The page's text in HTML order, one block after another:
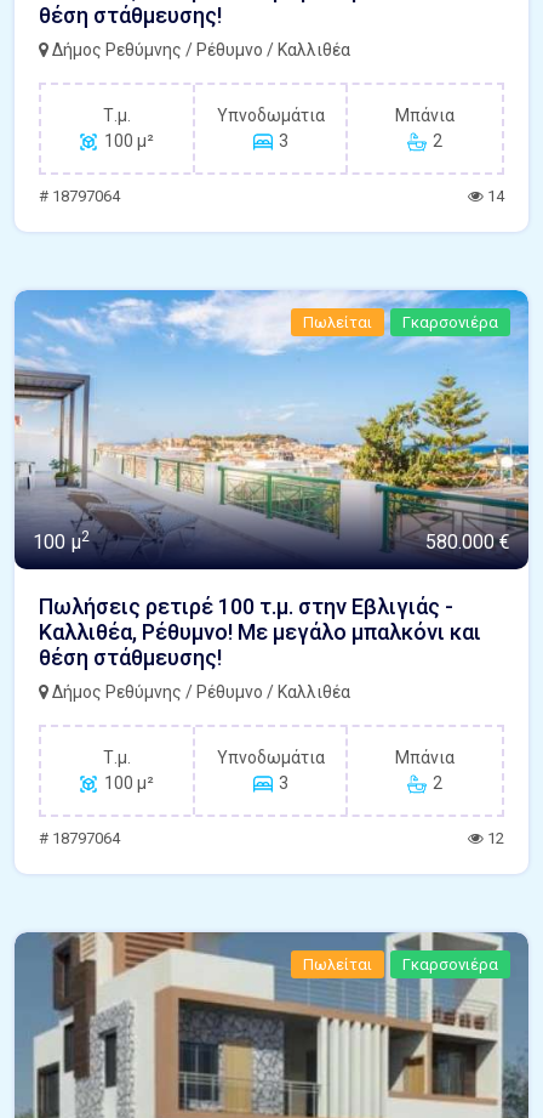
θέση στάθμευσης!
Δήμος Ρεθύμνης / Ρέθυμνο / Καλλιθέα
Τ.μ.
100 μ²
Υπνοδωμάτια
3
Μπάνια
2
# 18797064 14
Πωλείται Γκαρσονιέρα
100 μ2 580.000 €
Πωλήσεις ρετιρέ 100 τ.μ. στην Εβλιγιάς -
Καλλιθέα, Ρέθυμνο! Με μεγάλο μπαλκόνι και
θέση στάθμευσης!
Δήμος Ρεθύμνης / Ρέθυμνο / Καλλιθέα
Τ.μ.
100 μ²
Υπνοδωμάτια
3
Μπάνια
2
# 18797064 12
Πωλείται Γκαρσονιέρα